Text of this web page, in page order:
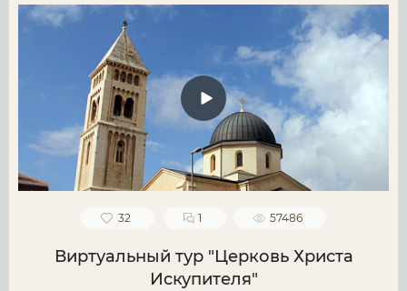
32 1 57486
Виртуальный тур "Церковь Христа
Искупителя"